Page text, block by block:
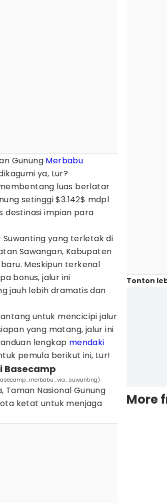
Gunung Merbabu
ya, Lur?
luas berlatar
setinggi $3.142$ mdpl
destinasi impian para
yang terletak di
Sawangan, Kabupaten
Meskipun terkenal
bonus, jalur ini
jauh lebih dramatis dan
untuk mencicipi jalur
yang matang, jalur ini
lengkap mendaki
pemula berikut ini, Lur!
Basecamp
Nasional Gunung
ketat untuk menjaga
Tonton
More